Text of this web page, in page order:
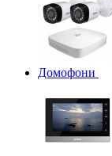
Домофони